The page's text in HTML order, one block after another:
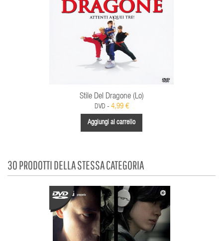
Stile Del Dragone (Lo)
DVD - 4,99 €
Aggiungi al carrello
30 PRODOTTI DELLA STESSA CATEGORIA